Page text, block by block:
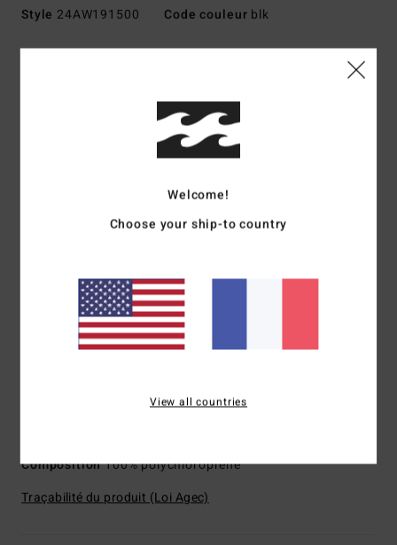
Style 24AW191500 Code couleur blk
AIRLITE LAVIPRENE - la nouvelle
dimension en matière d'extensibilité extra-légère
Type de tissu intérieur :GRAPHENE COMP pour une
Détail des coutures extérieures :Coutures étanches,
appliqué à la machine
Matière extérieure :matière Upcycler Airlite 4D - 100%
recyclée avec 20% de stretch en plus et Upcycler Pro
3/2 mm
Composition100% polychloroprène
Traçabilité du produit (Loi Agec)
Welcome!
Choose your ship-to country
View all countries